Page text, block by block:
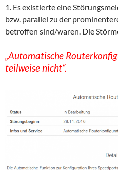
1. Es existierte eine
bzw. parallel zu der
betroffen sind/waren. Die
„Automatische
teilweise nicht“.